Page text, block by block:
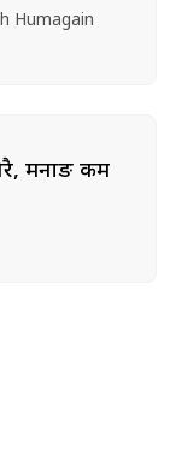
Humagain
मनाङ कम